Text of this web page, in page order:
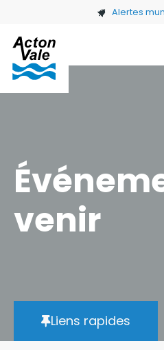
Skip to main content Alertes
venir
Liens rapides